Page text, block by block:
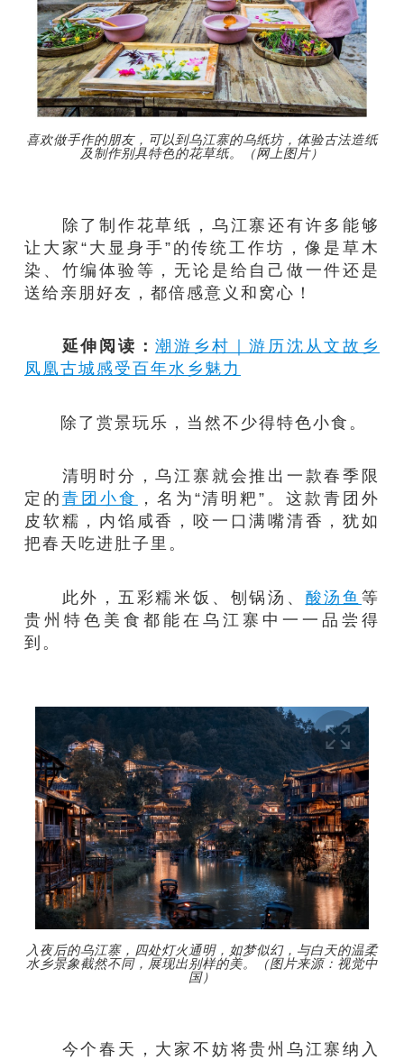
喜欢做手作的朋友，可以到乌江寨的乌纸坊，体验古法造纸
及制作别具特色的花草纸。（网上图片）
除了制作花草纸，乌江寨还有许多能够
让大家“大显身手”的传统工作坊，像是草木
染、竹编体验等，无论是给自己做一件还是
送给亲朋好友，都倍感意义和窝心！
延伸阅读：潮游乡村｜游历沈从文故乡
凤凰古城感受百年水乡魅力
除了赏景玩乐，当然不少得特色小食。
清明时分，乌江寨就会推出一款春季限
定的青团小食 ，名为“清明粑”。这款青团外
皮软糯，内馅咸香，咬一口满嘴清香，犹如
把春天吃进肚子里。
此外，五彩糯米饭、刨锅汤、 酸汤鱼 等
贵州特色美食都能在乌江寨中一一品尝得
到。
入夜后的乌江寨，四处灯火通明，如梦似幻，与白天的温柔
水乡景象截然不同，展现出别样的美。（图片来源：视觉中
国）
今个春天，大家不妨将贵州乌江寨纳入